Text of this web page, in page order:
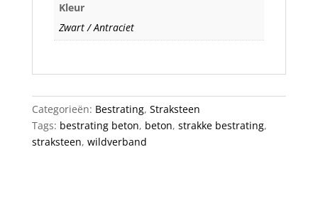
Kleur
Zwart / Antraciet
Categorieën: Bestrating, Straksteen
Tags: bestrating beton, beton, strakke bestrating,
straksteen, wildverband